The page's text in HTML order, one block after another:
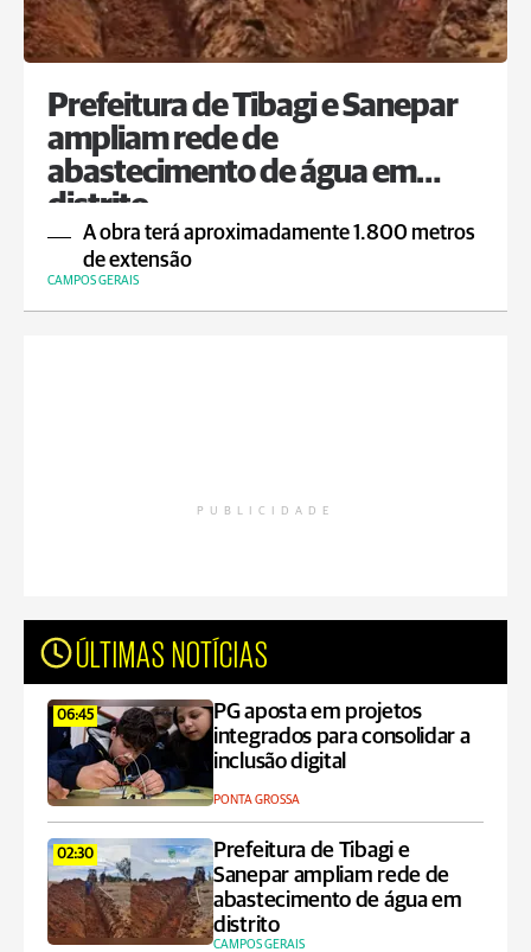
Prefeitura de Tibagi e Sanepar
ampliam rede de
abastecimento de água em
distrito
A obra terá aproximadamente 1.800 metros
de extensão
CAMPOS GERAIS
PUBLICIDADE
ÚLTIMAS NOTÍCIAS
06:45
PG aposta em projetos
integrados para consolidar a
inclusão digital
PONTA GROSSA
02:30
Prefeitura de Tibagi e
Sanepar ampliam rede de
abastecimento de água em
distrito
CAMPOS GERAIS